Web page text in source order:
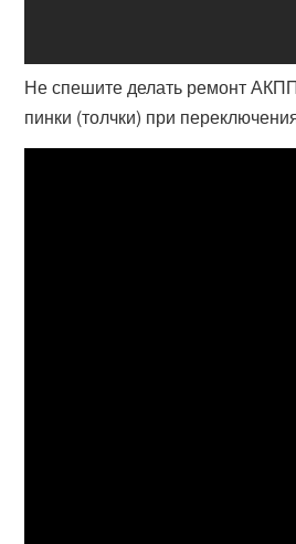
Не спешите делать ремонт
пинки (толчки) при